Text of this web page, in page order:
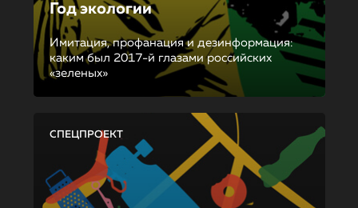
Год экологии
Имитация, профанация и дезинформация:
каким был 2017-й глазами российских
«зеленых»
СПЕЦПРОЕКТ